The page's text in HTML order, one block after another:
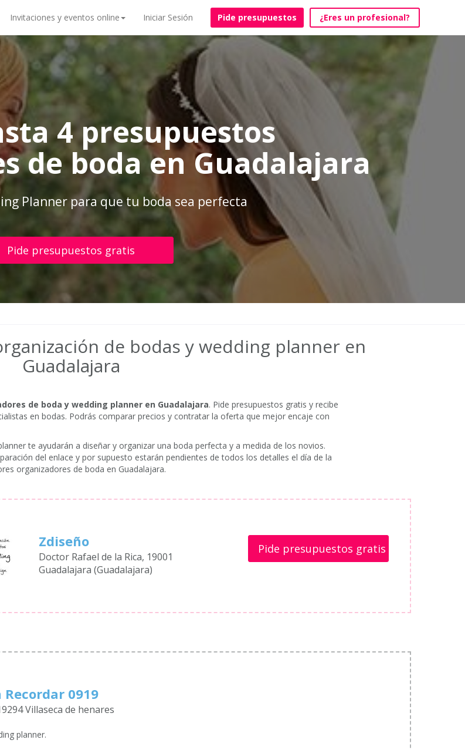
Invitaciones y eventos online Iniciar Sesión Pide presupuestos ¿Eres un profesional?
4 presupuestos
de boda en Guadalajara
Planner para que tu boda sea perfecta
Pide presupuestos gratis
de bodas y wedding planner en
Guadalajara
de boda y wedding planner en Guadalajara. Pide presupuestos gratis y recibe
en bodas. Podrás comparar precios y contratar la oferta que mejor encaje con
te ayudarán a diseñar y organizar una boda perfecta y a medida de los novios.
del enlace y por supuesto estarán pendientes de todos los detalles el día de la
organizadores de boda en Guadalajara.
Zdiseño
Doctor Rafael de la Rica, 19001
Guadalajara (Guadalajara)
Pide presupuestos gratis
0919
Villaseca de henares
planner.